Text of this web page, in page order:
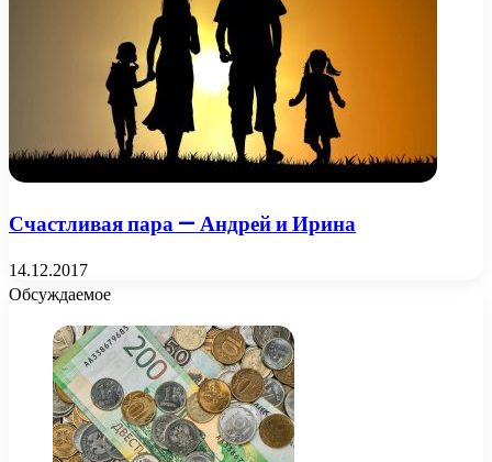
Счастливая пара — Андрей и Ирина
14.12.2017
Обсуждаемое